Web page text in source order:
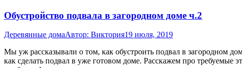
Обустройство подвала в загородном доме ч.2
Деревянные домаАвтор: Виктория19 июля, 2019
Мы уж рассказывали о том, как обустроить подвал в загородном
как сделать подвал в уже готовом доме. Расскажем про